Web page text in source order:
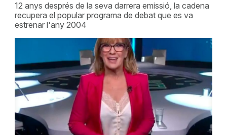
12 anys després de la seva darrera emissió, la cadena
recupera el popular programa de debat que es va
estrenar l'any 2004